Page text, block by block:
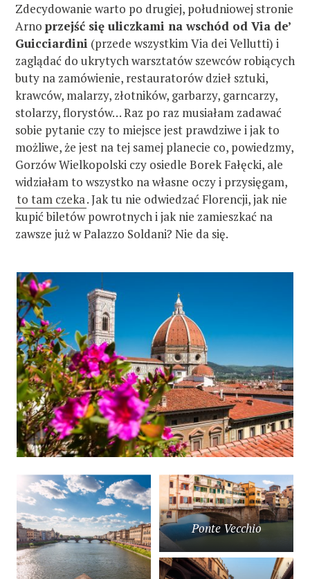
Zdecydowanie warto po drugiej, południowej stronie
Arno przejść się uliczkami na wschód od Via de’
Guicciardini (przede wszystkim Via dei Vellutti) i
zaglądać do ukrytych warsztatów szewców robiących
buty na zamówienie, restauratorów dzieł sztuki,
krawców, malarzy, złotników, garbarzy, garncarzy,
stolarzy, florystów… Raz po raz musiałam zadawać
sobie pytanie czy to miejsce jest prawdziwe i jak to
możliwe, że jest na tej samej planecie co, powiedzmy,
Gorzów Wielkopolski czy osiedle Borek Fałęcki, ale
widziałam to wszystko na własne oczy i przysięgam,
to tam czeka. Jak tu nie odwiedzać Florencji, jak nie
kupić biletów powrotnych i jak nie zamieszkać na
zawsze już w Palazzo Soldani? Nie da się.
Ponte Vecchio